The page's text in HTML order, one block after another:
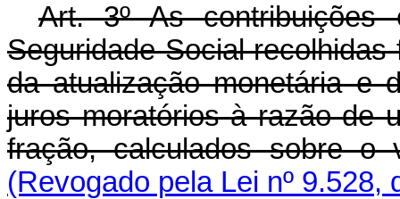
Art. 3º As contribuições
Seguridade Social
da atualização monetária e
juros moratórios à razão de
fração, calculados sobre o
(Revogado pela Lei nº 9.528,